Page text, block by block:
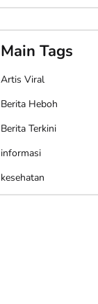
Main Tags
Artis Viral
Berita Heboh
Berita Terkini
informasi
kesehatan